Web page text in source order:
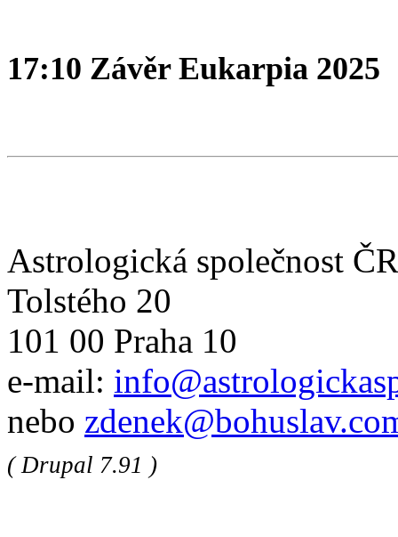
17:10 Závěr Eukarpia 2025
Astrologická společnost ČR
Tolstého 20
101 00 Praha 10
e-mail:
nebo
( Drupal 7.91 )